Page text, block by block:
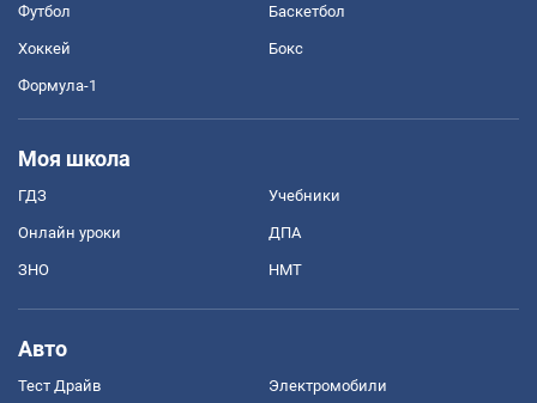
Футбол Баскетбол
Хоккей Бокс
Формула-1
Моя школа
ГДЗ Учебники
Онлайн уроки ДПА
ЗНО НМТ
Авто
Тест Драйв Электромобили